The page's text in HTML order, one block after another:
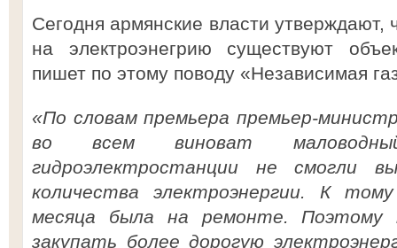
Сегодня армянские власти
на электроэнегрию существуют
пишет по этому поводу «Независимая
«По словам премьера премьер-
во всем виноват
гидроэлектростанции не смогли
количества электроэнергии. К
месяца была на ремонте. Поэтому
закупать более дорогую